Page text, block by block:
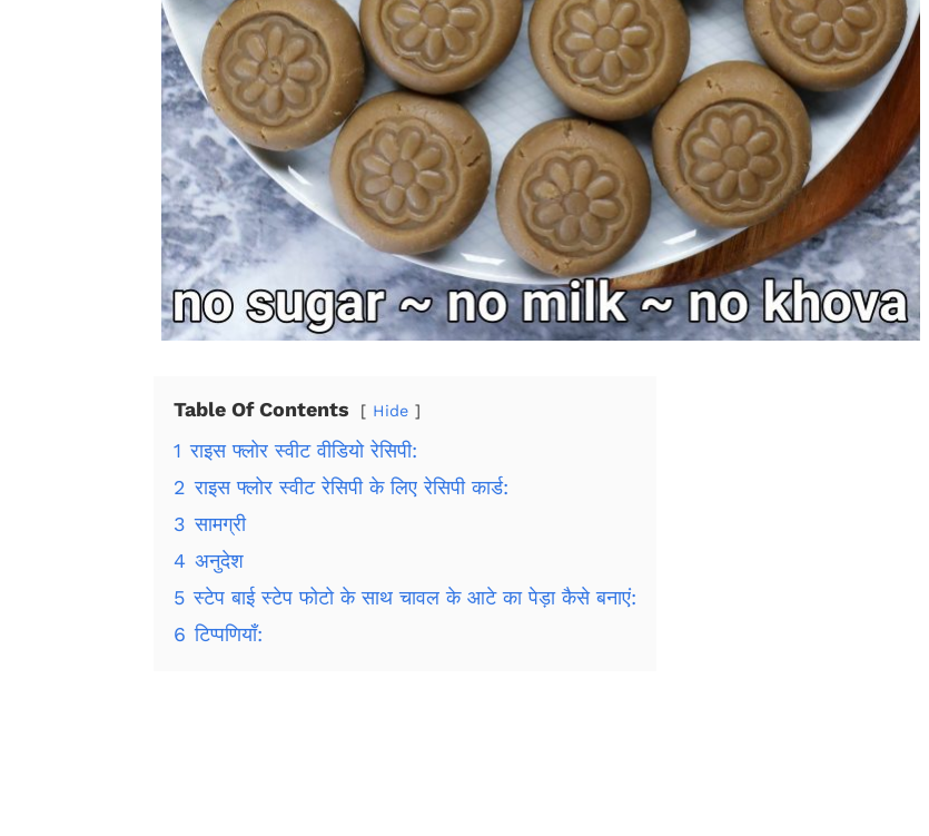
Table Of Contents Hide
1 राइस फ्लोर स्वीट वीडियो रेसिपी:
2 राइस फ्लोर स्वीट रेसिपी के लिए रेसिपी कार्ड:
3 सामग्री
4 अनुदेश
5 स्टेप बाई स्टेप फोटो के साथ चावल के आटे का पेड़ा कैसे बनाएं:
6 टिप्पणियाँ: